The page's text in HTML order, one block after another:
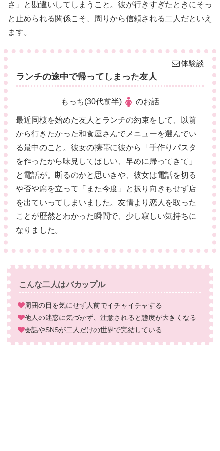
さ」と勘違いしてしまうこと。彼が行きすぎたときにそっ
と止められる関係こそ、周りから信頼される二人だといえ
ます。
体験談
ランチの途中で帰ってしまった友人
もっち(30代前半) のお話
最近同棲を始めた友人とランチの約束をして、以前
から行きたかった和食屋さんでメニューを選んでい
る最中のこと。彼女の携帯に彼から「手作りパスタ
を作ったから味見してほしい、早めに帰ってきて」
と電話が。断るのかと思いきや、彼女は電話を切る
や否や席を立って「また今度」と振り向きもせず店
を出ていってしまいました。友情より恋人を取った
ことが歴然とわかった瞬間で、少し寂しい気持ちに
なりました。
こんな二人はバカップル
周囲の目を気にせず人前でイチャイチャする
他人の迷惑に気づかず、注意されると態度が大きくなる
会話やSNSが二人だけの世界で完結している